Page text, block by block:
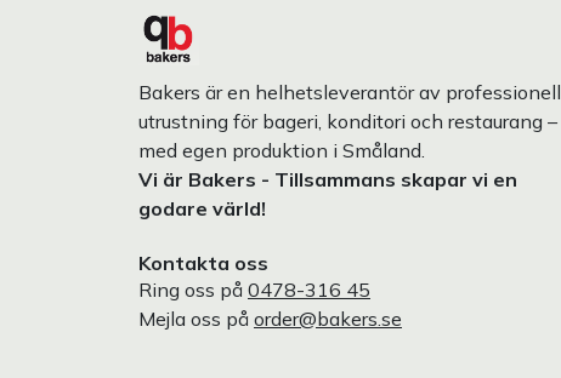
Bakers är en helhetsleverantör av professionell
utrustning för bageri, konditori och restaurang –
med egen produktion i Småland.
Vi är Bakers - Tillsammans skapar vi en
godare värld!
Kontakta oss
Ring oss på 0478-316 45
Mejla oss på order@bakers.se